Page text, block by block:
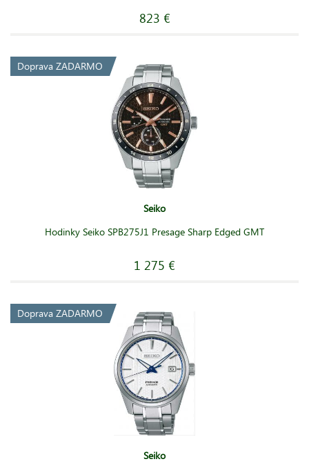
823 €
Doprava ZADARMO
Seiko
Hodinky Seiko SPB275J1 Presage Sharp Edged GMT
1 275 €
Doprava ZADARMO
Seiko